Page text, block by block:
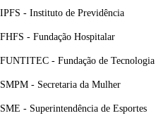
IPFS - Instituto de Previdência
FHFS - Fundação Hospitalar
FUNTITEC - Fundação de Tecnologia
SMPM - Secretaria da Mulher
SME - Superintendência de Esportes